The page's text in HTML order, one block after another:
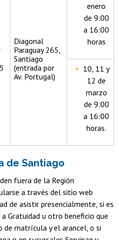
Diagonal
Paraguay 265,
Santiago
(entrada por
Av. Portugal)
enero
de 9:00
a 16:00
horas
10, 11 y
12 de
marzo
de 9:00
a 16:00
horas.
de Santiago
fuera de la Región
a través del sitio web
de asistir presencialmente, si es
Gratuidad u otro beneficio que
matrícula y el arancel, o si